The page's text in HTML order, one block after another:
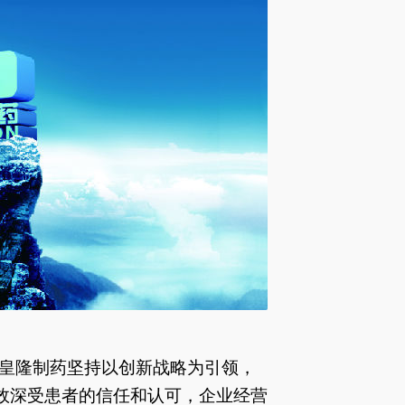
制药坚持以创新战略为引领，
受患者的信任和认可，企业经营